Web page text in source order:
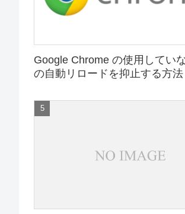
Google Chrome の使用してい
の自動リロードを抑止する方法